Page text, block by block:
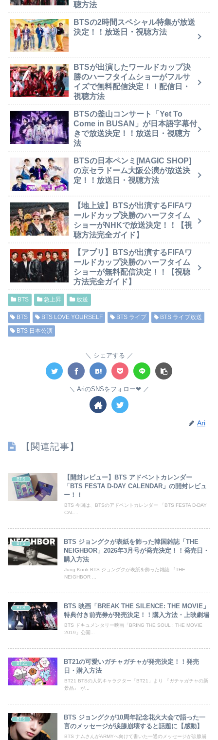
聴方法
BTSの2時間スペシャル特集が放送
決定！！放送日・視聴方法
BTSが出演したワールドカップ決
勝のハーフタイムショーがフルサ
イズで無料配信決定！！配信日・
視聴方法
BTSの釜山コンサート「Yet To
Come in BUSAN」が日本語字幕付
きで放送決定！！放送日・視聴方
法
BTSの日本ペンミ[MAGIC SHOP]
の京セラドーム大阪公演が放送決
定！！放送日・視聴方法
【地上波】BTSが出演するFIFAワ
ールドカップ決勝のハーフタイム
ショーがNHKで放送決定！！【視
聴方法完全ガイド】
【アプリ】BTSが出演するFIFAワ
ールドカップ決勝のハーフタイム
ショーが無料配信決定！！【視聴
方法完全ガイド】
BTS 急上昇 放送
BTS BTS LOVE YOURSELF BTS ライブ
BTS ライブ放送
BTS 日本公演
シェアする
AriのSNSをフォロー❤︎
Ari
【関連記事】
BTS
【開封レビュー】BTS アドベントカレンダー
「BTS FESTA D-DAY CALENDAR」の開封レビュ
ー！！
BTS 今回は、BTSのアドベントカレンダー 「BTS FESTA D-DAY
CAL...
BTS
BTS ジョングクが表紙を飾った韓国雑誌「THE
NEIGHBOR」2026年3月号が発売決定！！発売日・
購入方法
Jung Kook BTS ジョングクが表紙を飾った雑誌 『THE
NEIGHBOR ...
BTS
BTS 映画「BREAK THE SILENCE: THE MOVIE」
特典付き前売券が発売決定！！購入方法・上映劇場
BTS ドキュメンタリー映画「BRING THE SOUL : THE MOVIE
2019」公開...
BT21
BT21の可愛いガチャガチャが発売決定！！発売
日・購入方法
BT21 BTSの人気キャラクター「BT21」より 『ガチャガチャの新
景品』 が...
BTS
BTS ジョングクが10周年記念花火大会で語った一
言のメッセージが涙腺崩壊すると話題に【感動】
BTS ナムさんがARMYへ向けて書いた一通のメッセージが涙腺崩